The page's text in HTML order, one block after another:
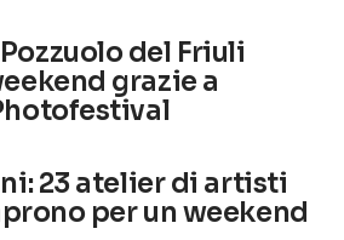
del Friuli
grazie a
23 atelier di artisti
per un weekend